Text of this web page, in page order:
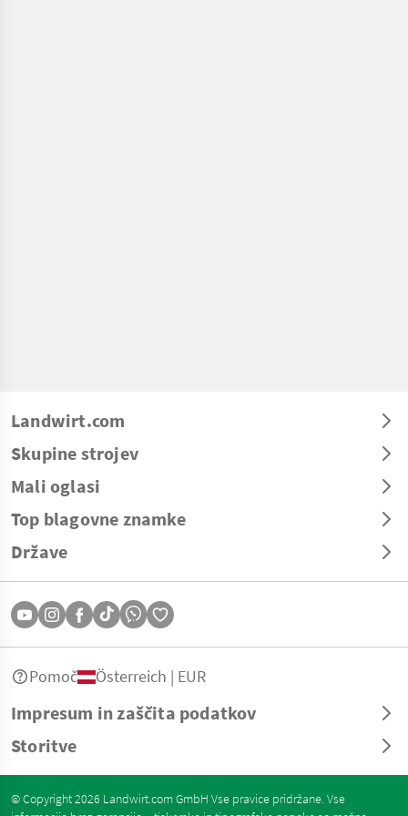
Landwirt.com
Skupine strojev
Mali oglasi
Top blagovne znamke
Države
Impresum in zaščita podatkov
Storitve
Pomoč Österreich | EUR
© Copyright 2026 Landwirt.com GmbH Vse pravice pridržane. Vse